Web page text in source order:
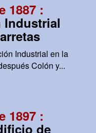
1887 :
Industrial
Industrial en la
Colón y...
1897 :
de